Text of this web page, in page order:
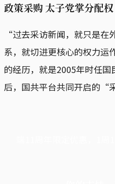
政策采购 太子党掌分配权
“过去采访新闻，就只是在
系，就切进更核心的权力
的经历，就是2005年时任
后，国共平台共同开启的“